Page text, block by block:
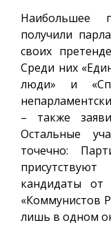
Наибольшее
получили
своих
Среди них
люди» и
– также
Остальные
точечно:
кандидаты
«Коммунистов
лишь в одном